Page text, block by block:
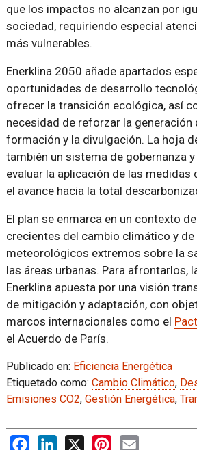
que los impactos no alcanzan por
sociedad, requiriendo especial
más vulnerables.
Enerklina 2050 añade apartados
oportunidades de desarrollo
ofrecer la transición ecológica, así
necesidad de reforzar la generación
formación y la divulgación. La hoja
también un sistema de gobernanza
evaluar la aplicación de las medidas
el avance hacia la total
El plan se enmarca en un contexto
crecientes del cambio climático y
meteorológicos extremos sobre la
las áreas urbanas. Para afrontarlos,
Enerklina apuesta por una visión
de mitigación y adaptación, con
marcos internacionales como el
el Acuerdo de París.
Publicado en: Eficiencia Energética
Etiquetado como: Cambio Climático,
Emisiones CO2, Gestión Energética,
FacebookLinkedIn
X PinterestEmail